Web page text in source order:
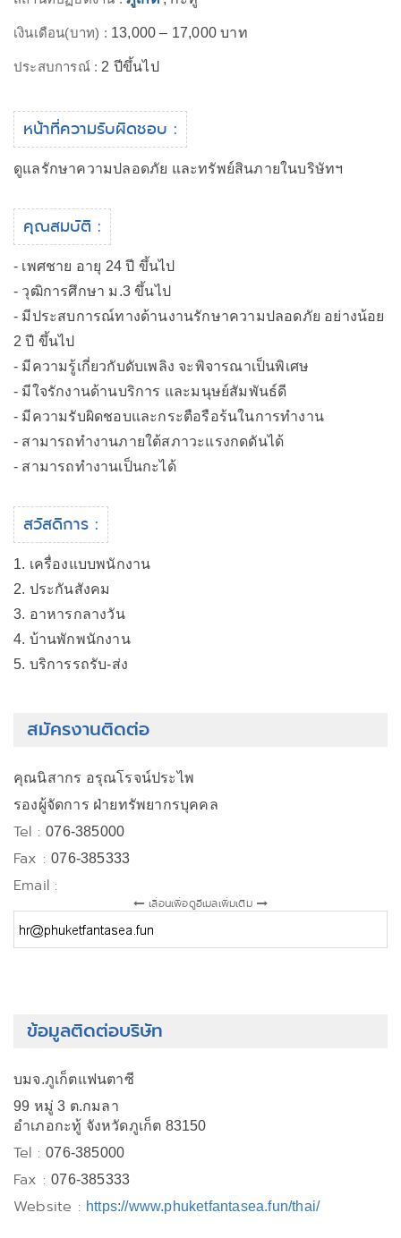
เงินเดือน(บาท) : 13,000 – 17,000 บาท
ประสบการณ์ : 2 ปีขึ้นไป
หน้าที่ความรับผิดชอบ :
ดูแลรักษาความปลอดภัย และทรัพย์สินภายในบริษัทฯ
คุณสมบัติ :
- เพศชาย อายุ 24 ปี ขึ้นไป
- วุฒิการศึกษา ม.3 ขึ้นไป
- มีประสบการณ์ทางด้านงานรักษาความปลอดภัย อย่างน้อย
2 ปี ขึ้นไป
- มีความรู้เกี่ยวกับดับเพลิง จะพิจารณาเป็นพิเศษ
- มีใจรักงานด้านบริการ และมนุษย์สัมพันธ์ดี
- มีความรับผิดชอบและกระตือรือร้นในการทำงาน
- สามารถทำงานภายใต้สภาวะแรงกดดันได้
- สามารถทำงานเป็นกะได้
สวัสดิการ :
1. เครื่องแบบพนักงาน
2. ประกันสังคม
3. อาหารกลางวัน
4. บ้านพักพนักงาน
5. บริการรถรับ-ส่ง
สมัครงานติดต่อ
คุณนิสากร อรุณโรจน์ประไพ
รองผู้จัดการ ฝ่ายทรัพยากรบุคคล
Tel :076-385000
Fax :076-385333
Email :
เลื่อนเพื่อดูอีเมลเพิ่มเติม
ข้อมูลติดต่อบริษัท
บมจ.ภูเก็ตแฟนตาซี
99 หมู่ 3 ต.กมลา
อำเภอกะทู้ จังหวัดภูเก็ต 83150
Tel :076-385000
Fax :076-385333
Website : https://www.phuketfantasea.fun/thai/